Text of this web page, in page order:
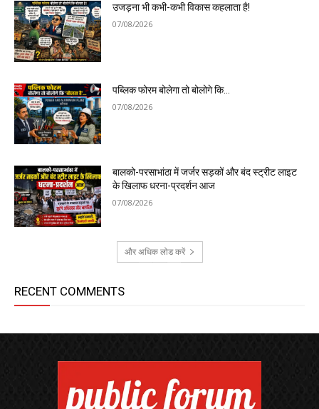
उजड़ना भी कभी-कभी विकास कहलाता है!
07/08/2026
पब्लिक फोरम बोलेगा तो बोलोगे कि…
07/08/2026
बालको-परसाभांठा में जर्जर सड़कों और बंद स्ट्रीट लाइट
के खिलाफ धरना-प्रदर्शन आज
07/08/2026
और अधिक लोड करें
RECENT COMMENTS